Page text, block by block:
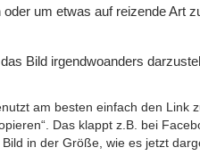
um etwas auf reizende Art
Bild irgendwoanders
am besten einfach den Link
Das klappt z.B. bei
in der Größe, wie es jetzt